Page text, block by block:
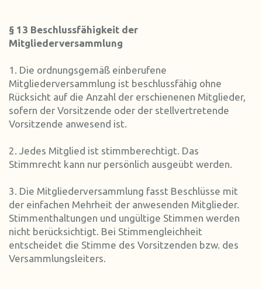
§ 13 Beschlussfähigkeit der
Mitgliederversammlung
1. Die ordnungsgemäß einberufene
Mitgliederversammlung ist beschlussfähig ohne
Rücksicht auf die Anzahl der erschienenen Mitglieder,
sofern der Vorsitzende oder der stellvertretende
Vorsitzende anwesend ist.
2. Jedes Mitglied ist stimmberechtigt. Das
Stimmrecht kann nur persönlich ausgeübt werden.
3. Die Mitgliederversammlung fasst Beschlüsse mit
der einfachen Mehrheit der anwesenden Mitglieder.
Stimmenthaltungen und ungültige Stimmen werden
nicht berücksichtigt. Bei Stimmengleichheit
entscheidet die Stimme des Vorsitzenden bzw. des
Versammlungsleiters.